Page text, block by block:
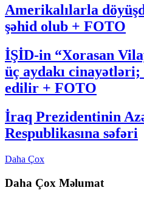
Amerikalılarla
şəhid olub + FOTO
İŞİD-in “Xorasan
üç aydakı
edilir + FOTO
İraq Prezidentinin
Respublikasına səfəri
Daha Çox
Daha Çox Məlumat